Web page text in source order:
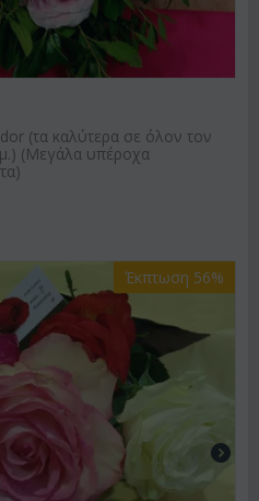
(τα καλύτερα σε όλον τον
(Μεγάλα υπέροχα
Έκπτωση 56%